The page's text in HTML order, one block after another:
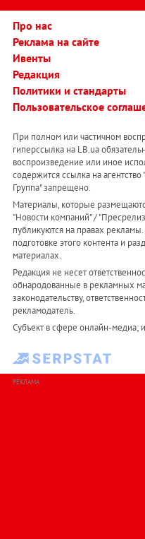
Про нас
Реклама на сайте
Ивенты
Редакция
Политики и стандарты
Пользовательское
При полном или частичном
гиперссылка на LB.ua
воспроизведение или иное
содержится ссылка на
Группа" запрещено.
Материалы, которые
"Новости компаний" /
публикуются на правах рекламы.
подготовке этого контента и
материалах.
Редакция не несет
обнародованные в рекламных
законодательству,
рекламодатель.
Субъект в сфере онлайн-медиа;
РЕКЛАМА